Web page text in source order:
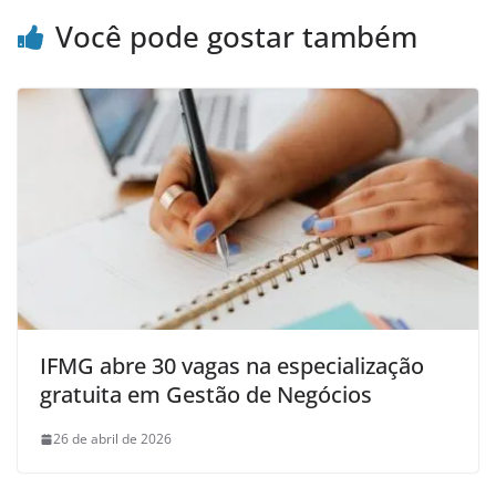
Você pode gostar também
IFMG abre 30 vagas na especialização
gratuita em Gestão de Negócios
26 de abril de 2026